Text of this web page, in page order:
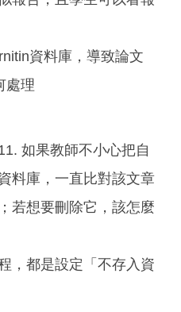
資料庫，導致論文
處理
如果教師不小心把自
料庫，一直比對該文章
若想要刪除它，該怎麼
，都是設定「不存入資